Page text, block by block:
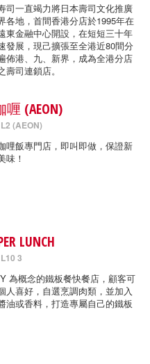
司一直竭力將日本壽司文化推廣
各地，首間香港分店於1995年在
東金融中心開設，在短短三十年
發展，現己擴張至全港近80間分
佈港、九、新界，成為全港分店
壽司連鎖店。
喱 (AEON)
(AEON)
哩飯專門店，即叫即做，保證新
味！
LUNCH
3
為概念的鐵板餐快餐店，顧客可
人喜好，自選烹調肉類，並加入
油或香料，打造專屬自己的鐵板